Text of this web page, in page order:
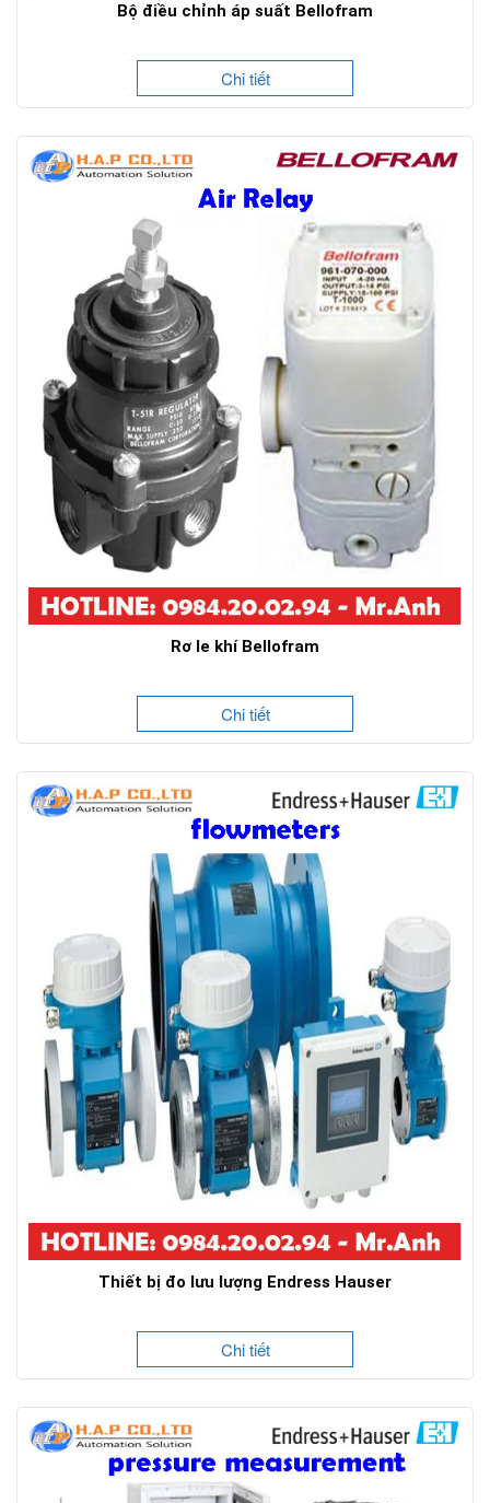
Bộ điều chỉnh áp suất Bellofram
Chi tiết
Rơ le khí Bellofram
Chi tiết
Thiết bị đo lưu lượng Endress Hauser
Chi tiết